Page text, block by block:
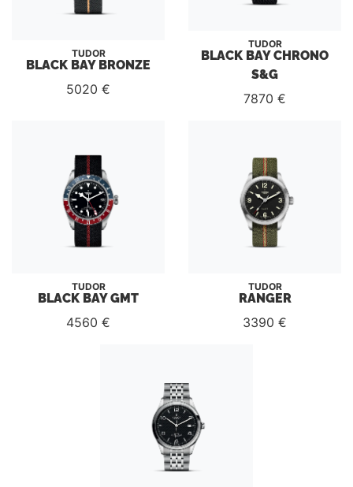
TUDOR
BLACK BAY BRONZE
5020 €
TUDOR
BLACK BAY CHRONO
S&G
7870 €
TUDOR
BLACK BAY GMT
4560 €
TUDOR
RANGER
3390 €